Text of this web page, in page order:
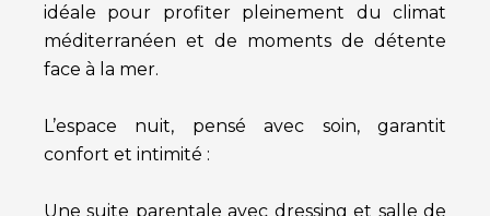
idéale pour profiter pleinement du climat
méditerranéen et de moments de détente
face à la mer.
L’espace nuit, pensé avec soin, garantit
confort et intimité :
Une suite parentale avec dressing et salle de